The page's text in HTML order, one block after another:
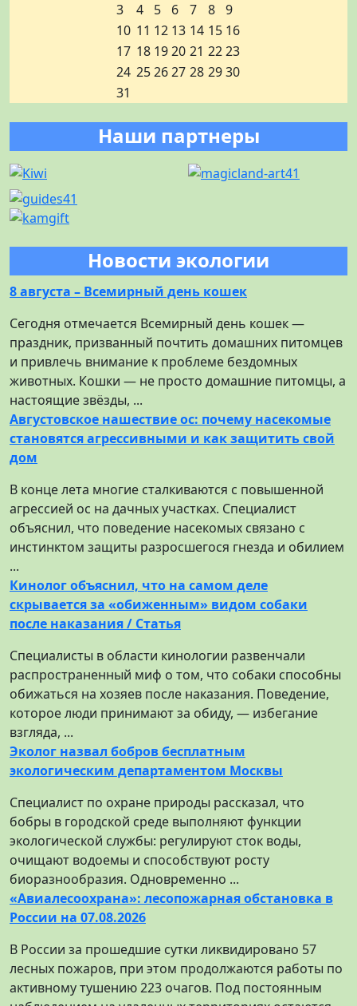
3
4 5 6 7 8 9
10 11 12 13 14 15 16
17 18 1920 21 2223
24 252627 28 2930
31
Наши партнеры
Новости экологии
8 августа – Всемирный день кошек
Сегодня отмечается Всемирный день кошек —
праздник, призванный почтить домашних питомцев
и привлечь внимание к проблеме бездомных
животных. Кошки — не просто домашние питомцы, а
настоящие звёзды, ...
Августовское нашествие ос: почему насекомые
становятся агрессивными и как защитить свой
дом
В конце лета многие сталкиваются с повышенной
агрессией ос на дачных участках. Специалист
объяснил, что поведение насекомых связано с
инстинктом защиты разросшегося гнезда и обилием
...
Кинолог объяснил, что на самом деле
скрывается за «обиженным» видом собаки
после наказания / Статья
Специалисты в области кинологии развенчали
распространенный миф о том, что собаки способны
обижаться на хозяев после наказания. Поведение,
которое люди принимают за обиду, — избегание
взгляда, ...
Эколог назвал бобров бесплатным
экологическим департаментом Москвы
Специалист по охране природы рассказал, что
бобры в городской среде выполняют функции
экологической службы: регулируют сток воды,
очищают водоемы и способствуют росту
биоразнообразия. Одновременно ...
«Авиалесоохрана»: лесопожарная обстановка в
России на 07.08.2026
В России за прошедшие сутки ликвидировано 57
лесных пожаров, при этом продолжаются работы по
активному тушению 223 очагов. Под постоянным